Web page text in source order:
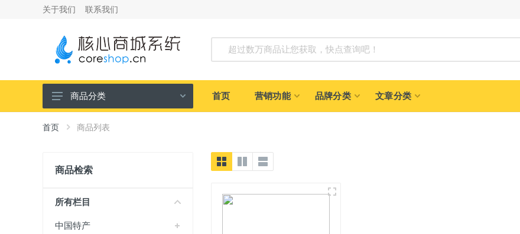
关于我们 联系我们
超过数万商品让您获取，快点查询吧！
中国特产
水产海鲜
礼盒卷卡
寻鲜助农
商品分类 首页 营销功能 品牌分类 文章分类
首页 商品列表
商品检索
所有栏目
中国特产